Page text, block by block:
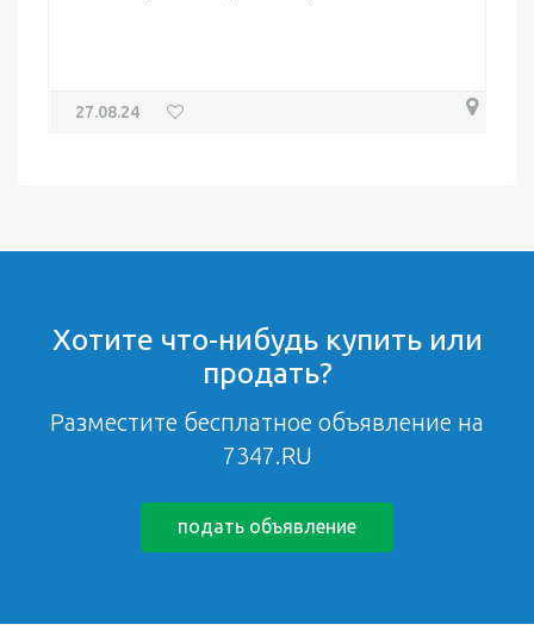
27.08.24
Хотите что-нибудь купить или
продать?
Разместите бесплатное объявление на
7347.RU
подать объявление